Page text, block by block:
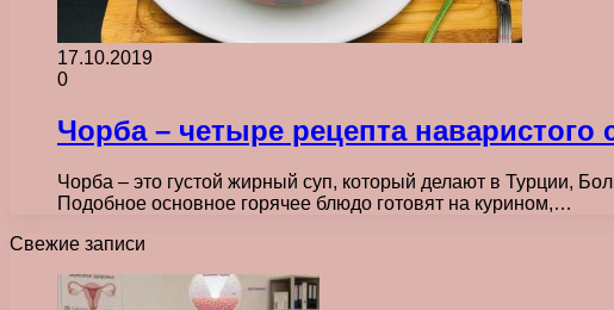
17.10.2019
0
Чорба – четыре рецепта наваристого
Чорба – это густой жирный суп, который делают в Турции,
Подобное основное горячее блюдо готовят на курином,…
Свежие записи